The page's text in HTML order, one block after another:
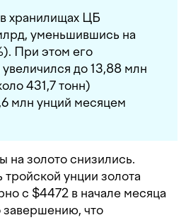
хранилищах ЦБ
уменьшившись на
При этом его
до 13,88 млн
431,7 тонн)
млн унций месяцем
золото снизились.
тройской унции золота
с $4472 в начале месяца
завершению, что